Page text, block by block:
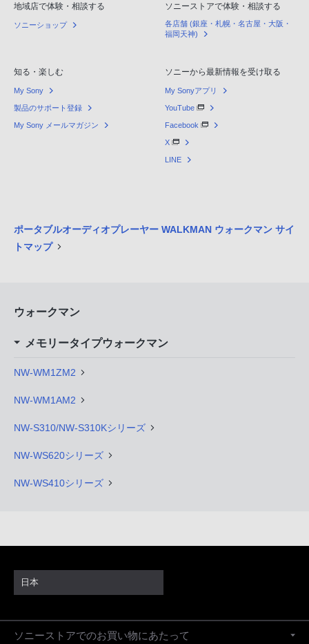
地域店で体験・相談する
ソニーショップ
ソニーストアで体験・相談する
各店舗 (銀座・札幌・名古屋・大阪・
福岡天神)
知る・楽しむ
My Sony
製品のサポート登録
My Sony メールマガジン
ソニーから最新情報を受け取る
My Sonyアプリ
YouTube
Facebook
X
LINE
ポータブルオーディオプレーヤー WALKMAN ウォークマン サイ
トマップ
ウォークマン
メモリータイプウォークマン
NW-WM1ZM2
NW-WM1AM2
NW-S310/NW-S310Kシリーズ
NW-WS620シリーズ
NW-WS410シリーズ
日本
ソニーストアでのお買い物にあたって